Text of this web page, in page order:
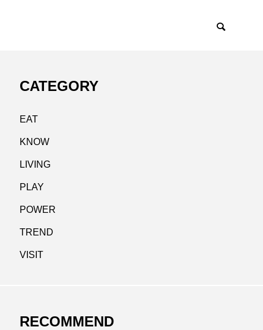
CATEGORY
EAT
KNOW
LIVING
PLAY
POWER
TREND
VISIT
RECOMMEND